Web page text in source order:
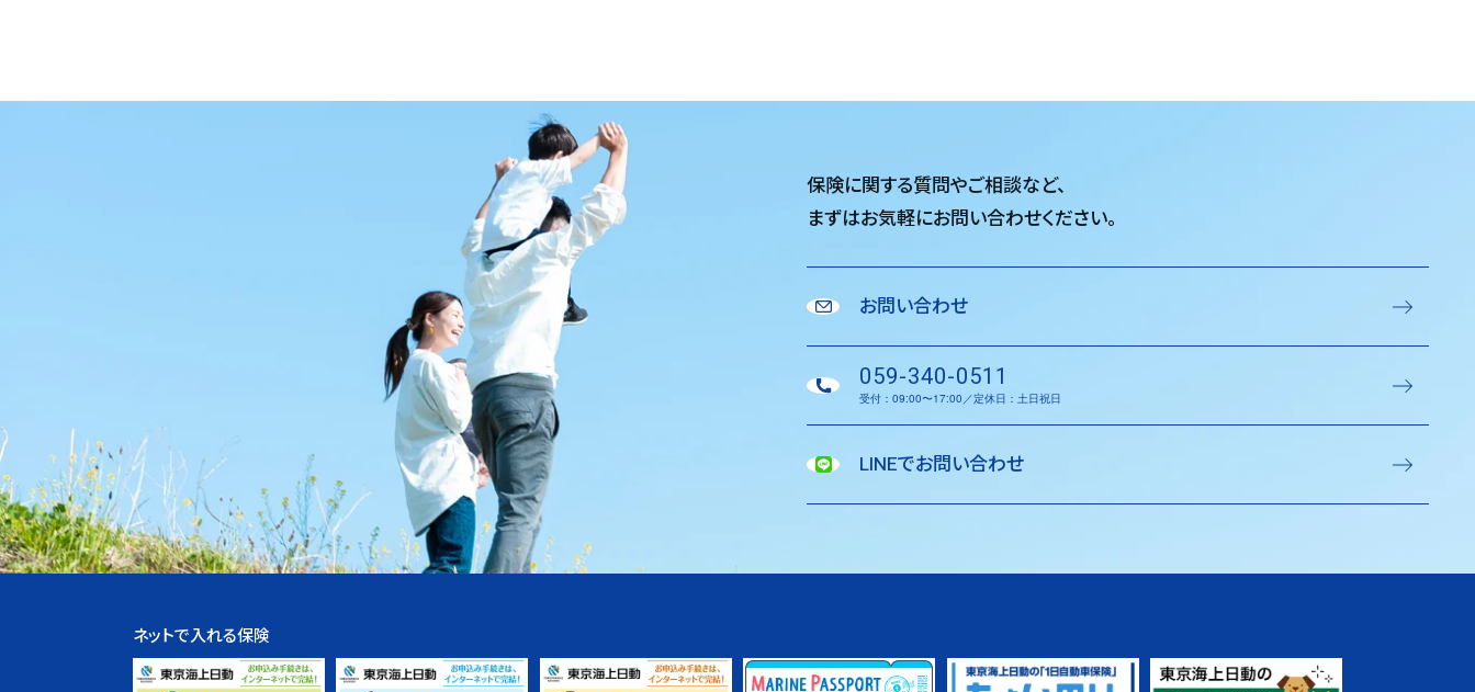
保険に関する質問やご相談など、
まずはお気軽にお問い合わせください。
お問い合わせ
059-340-0511
受付：09:00〜17:00／定休日：土日祝日
LINEでお問い合わせ
ネットで入れる保険